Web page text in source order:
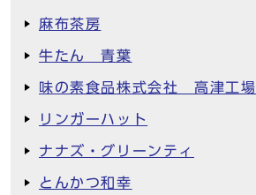
麻布茶房
牛たん 青葉
味の素食品株式会社 高津工場
リンガーハット
ナナズ・グリーンティ
とんかつ和幸